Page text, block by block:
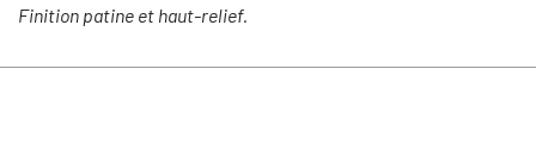
Finition patine et haut-relief.